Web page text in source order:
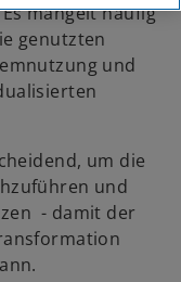
mangelt häufig
genutzten
und
um die
und
- damit der